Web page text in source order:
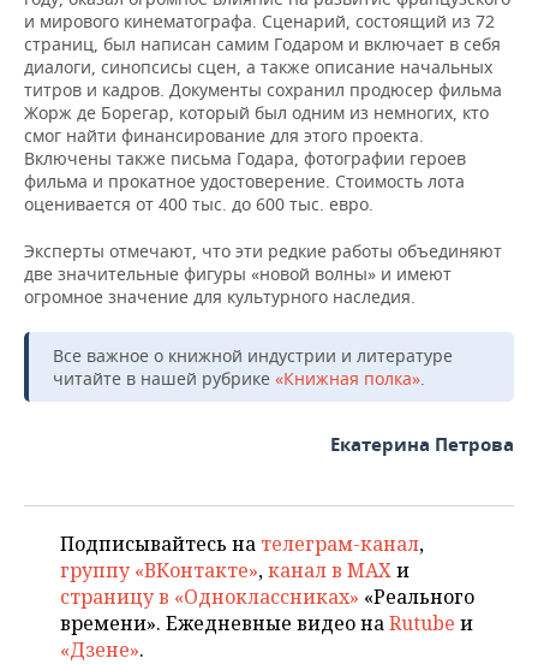
и мирового кинематографа. Сценарий, состоящий из 72
страниц, был написан самим Годаром и включает в себя
диалоги, синопсисы сцен, а также описание начальных
титров и кадров. Документы сохранил продюсер фильма
Жорж де Борегар, который был одним из немногих, кто
смог найти финансирование для этого проекта.
Включены также письма Годара, фотографии героев
фильма и прокатное удостоверение. Стоимость лота
оценивается от 400 тыс. до 600 тыс. евро.
Эксперты отмечают, что эти редкие работы объединяют
две значительные фигуры «новой волны» и имеют
огромное значение для культурного наследия.
Все важное о книжной индустрии и литературе
читайте в нашей рубрике «Книжная полка».
Екатерина Петрова
Подписывайтесь на телеграм-канал,
группу «ВКонтакте»,канал в MAXи
страницу в «Одноклассниках» «Реального
времени». Ежедневные видео наRutube и
«Дзене».